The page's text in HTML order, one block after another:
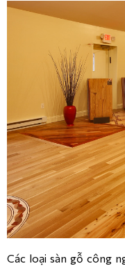
Các loại sàn gỗ công